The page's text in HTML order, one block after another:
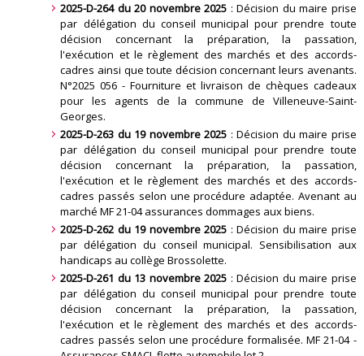
2025-D-264 du 20 novembre 2025 : Décision du maire prise
par délégation du conseil municipal pour prendre toute
décision concernant la préparation, la passation,
l'exécution et le règlement des marchés et des accords-
cadres ainsi que toute décision concernant leurs avenants.
N°2025 056 - Fourniture et livraison de chèques cadeaux
pour les agents de la commune de Villeneuve-Saint-
Georges.
2025-D-263 du 19 novembre 2025 : Décision du maire prise
par délégation du conseil municipal pour prendre toute
décision concernant la préparation, la passation,
l'exécution et le règlement des marchés et des accords-
cadres passés selon une procédure adaptée. Avenant au
marché MF 21-04 assurances dommages aux biens.
2025-D-262 du 19 novembre 2025 : Décision du maire prise
par délégation du conseil municipal. Sensibilisation aux
handicaps au collège Brossolette.
2025-D-261 du 13 novembre 2025 : Décision du maire prise
par délégation du conseil municipal pour prendre toute
décision concernant la préparation, la passation,
l'exécution et le règlement des marchés et des accords-
cadres passés selon une procédure formalisée. MF 21-04 -